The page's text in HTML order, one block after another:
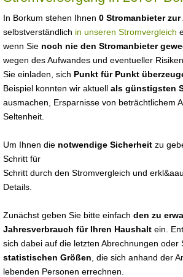
In Borkum stehen Ihnen 0 Stromanbieter zur
selbstverständlich in unseren Stromvergleich
wenn Sie noch nie den Stromanbieter
wegen des Aufwandes und eventueller
Sie einladen, sich Punkt für Punkt
Beispiel konnten wir aktuell als günstigsten
ausmachen, Ersparnisse von beträchtlichem
Seltenheit.
Um Ihnen die notwendige Sicherheit zu
Schritt für
Schritt durch den Stromvergleich und
Details.
Zunächst geben Sie bitte einfach den zu
Jahresverbrauch für Ihren Haushalt ein.
sich dabei auf die letzten Abrechnungen oder
statistischen Größen , die sich anhand der
lebenden Personen errechnen.